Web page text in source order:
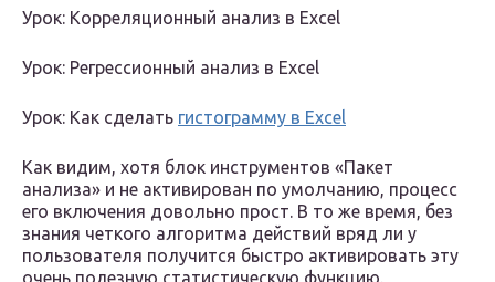
Урок: Корреляционный анализ в Excel
Урок: Регрессионный анализ в Excel
Урок: Как сделать гистограмму в Excel
Как видим, хотя блок инструментов «Пакет
анализа» и не активирован по умолчанию, процесс
его включения довольно прост. В то же время, без
знания четкого алгоритма действий вряд ли у
пользователя получится быстро активировать эту
очень полезную статистическую функцию.